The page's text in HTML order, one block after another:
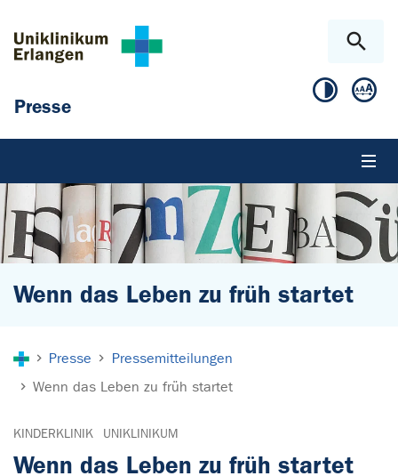
Presse
Wenn das Leben zu früh startet
Presse
Pressemitteilungen
Wenn das Leben zu früh startet
KINDERKLINIK UNIKLINIKUM
Wenn das Leben zu früh startet